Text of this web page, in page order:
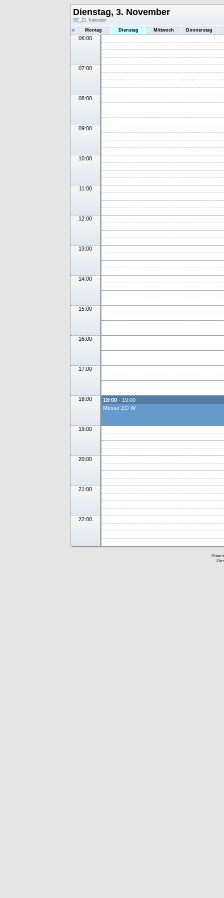
Dienstag, 3. November
SE_ZL Kalender
« Montag Dienstag Mittwoch Donnerstag
06:00
07:00
08:00
09:00
10:00
11:00
12:00
13:00
14:00
15:00
16:00
17:00
18:00 18:00 - 19:00
Messe ZO W
19:00
20:00
21:00
22:00